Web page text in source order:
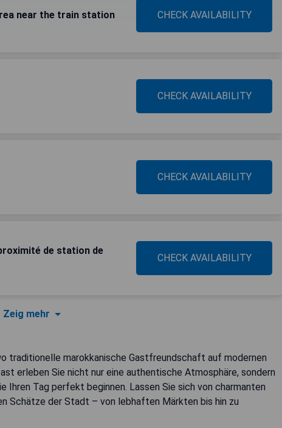
near the train station CHECK AVAILABILITY
CHECK AVAILABILITY
CHECK AVAILABILITY
de station de
CHECK AVAILABILITY
Zeig mehr
traditionelle marokkanische Gastfreundschaft auf modernen
erleben Sie nicht nur eine authentische Atmosphäre, sondern
Tag perfekt beginnen. Lassen Sie sich von charmanten
Schätze der Stadt – von lebhaften Märkten bis hin zu